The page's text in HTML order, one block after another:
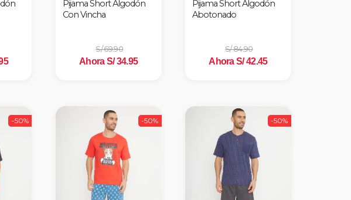
Pijama Short Algodón
Con Vincha
S/ 69.90
Ahora S/ 34.95
Pijama Short Algodón
Abotonado
S/ 84.90
Ahora S/ 42.45
-50% -50% -50%